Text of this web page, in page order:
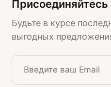
Присоединяйтесь
Будьте в курсе
выгодных